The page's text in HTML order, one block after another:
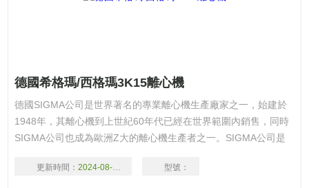
德國希格瑪/西格瑪3K15離心機
德國SIGMA公司是世界著名的專業離心機生產廠家之一，始建於
1948年，其離心機到上世紀60年代已經在世界範圍內銷售，同時
SIGMA公司也成為歐洲Z大的離心機生產者之一。SIGMA公司是
更新時間： 2024-08-16 型號：